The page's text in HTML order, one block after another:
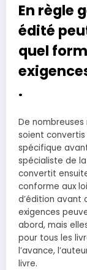
En règle
édité
quel
.
De nombreuses
soient
spécifique
spécialiste de
convertit
conforme aux
d’édition avant
exigences
abord, mais
pour tous les
l’avance,
livre.